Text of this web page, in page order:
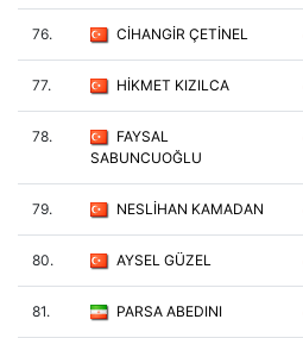
76. CİHANGİR ÇETİNEL
77. HİKMET KIZILCA
78.
FAYSAL
SABUNCUOĞLU
79. NESLİHAN KAMADAN
80. AYSEL GÜZEL
81. PARSA ABEDINI